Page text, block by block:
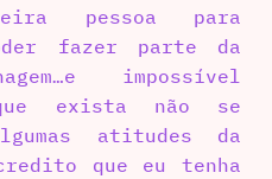
pessoa para
fazer parte da
impossível
exista não se
atitudes da
que eu tenha